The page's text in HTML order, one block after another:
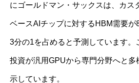
にゴールドマン・サックスは、カス
ベースAIチップに対するHBM需要が
3分の1を占めると予測しています。
投資が汎用GPUから専門分野へと多
示しています。